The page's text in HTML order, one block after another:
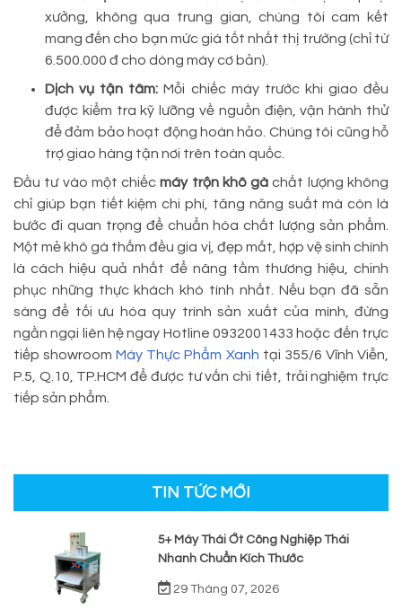
xưởng, không qua trung gian, chúng tôi cam kết
mang đến cho bạn mức giá tốt nhất thị trường (chỉ từ
6.500.000 đ cho dòng máy cơ bản).
Dịch vụ tận tâm: Mỗi chiếc máy trước khi giao đều
được kiểm tra kỹ lưỡng về nguồn điện, vận hành thử
để đảm bảo hoạt động hoàn hảo. Chúng tôi cũng hỗ
trợ giao hàng tận nơi trên toàn quốc.
Đầu tư vào một chiếcmáy trộn khô gàchất lượng không
chỉ giúp bạn tiết kiệm chi phí, tăng năng suất mà còn là
bước đi quan trọng để chuẩn hóa chất lượng sản phẩm.
Một mẻ khô gà thấm đều gia vị, đẹp mắt, hợp vệ sinh chính
là cách hiệu quả nhất để nâng tầm thương hiệu, chinh
phục những thực khách khó tính nhất. Nếu bạn đã sẵn
sàng để tối ưu hóa quy trình sản xuất của mình, đừng
ngần ngại liên hệ ngay Hotline 0932001433 hoặc đến trực
tiếp showroomMáy Thực Phẩm Xanh tại 355/6 Vĩnh Viễn,
P.5, Q.10, TP.HCM để được tư vấn chi tiết, trải nghiệm trực
tiếp sản phẩm.
TIN TỨC MỚI
5+ Máy Thái Ớt Công Nghiệp Thái
Nhanh Chuẩn Kích Thước
29 Tháng 07, 2026